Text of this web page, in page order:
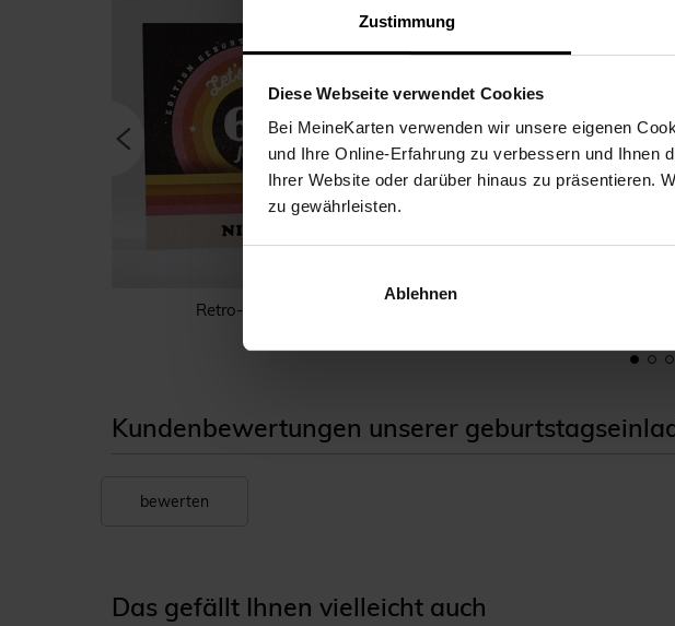
Zustimmung
Diese Webseite verwendet Cookies
Bei MeineKarten verwenden wir unsere eigenen
und Ihre Online-Erfahrung zu verbessern und Ihnen
Ihrer Website oder darüber hinaus zu präsentieren.
zu gewährleisten.
Ablehnen
Retro-Stil 60 Jahre
Kundenbewertungen unserer
bewerten
Das gefällt Ihnen vielleicht auch